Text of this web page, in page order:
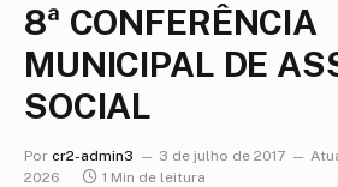
8ª CONFERÊNCIA
MUNICIPAL DE
SOCIAL
Por cr2-admin3 3 de julho de 2017
2026
1 Min de leitura